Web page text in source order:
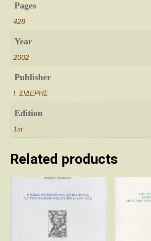
Pages
428
Year
2002
Publisher
Ι. ΣΙΔΕΡΗΣ
Edition
1st
Related products